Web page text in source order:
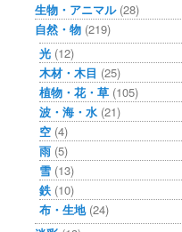
生物・アニマル(28)
自然・物 (219)
光 (12)
木材・木目 (25)
植物・花・草 (105)
波・海・水 (21)
空 (4)
雨 (5)
雪 (13)
鉄 (10)
布・生地(24)